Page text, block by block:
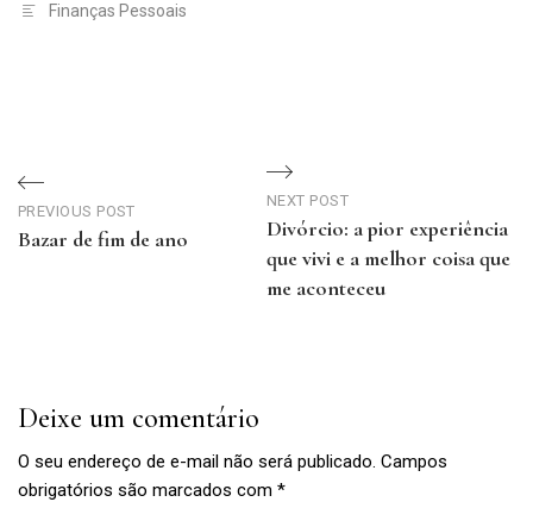
Finanças Pessoais
de
Post
PREVIOUS POST
Bazar de fim de ano
NEXT POST
Divórcio: a pior experiência
que vivi e a melhor coisa que
me aconteceu
Deixe um comentário
O seu endereço de e-mail não será publicado. Campos
obrigatórios são marcados com *